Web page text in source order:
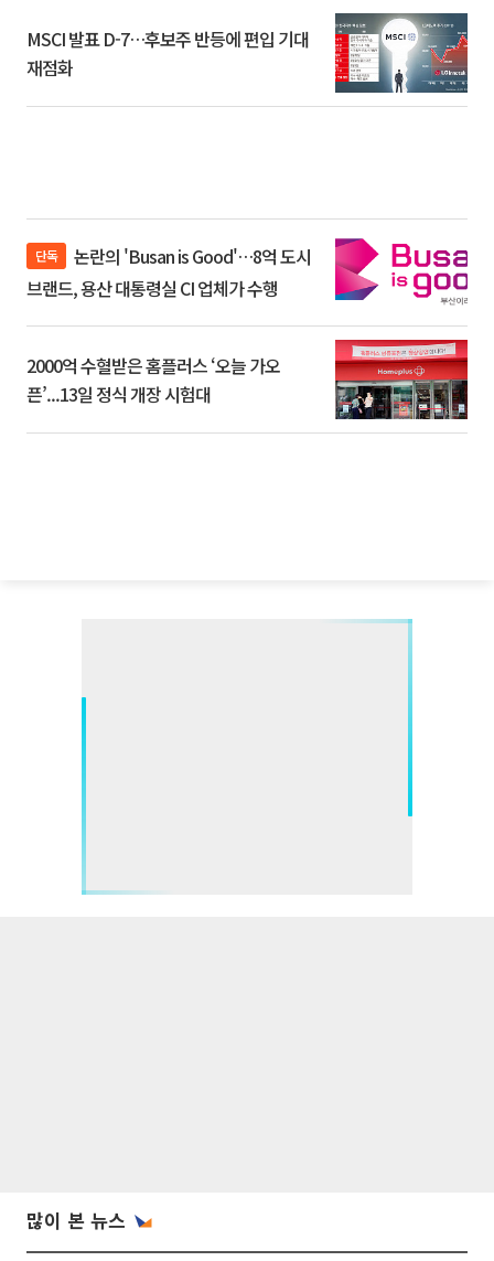
MSCI 발표 D-7…후보주 반등에 편입 기대
재점화
단독
브랜드, 용산 대통령실 CI 업체가 수행
2000억 수혈받은 홈플러스 ‘오늘 가오
픈’...13일 정식 개장 시험대
많이 본 뉴스